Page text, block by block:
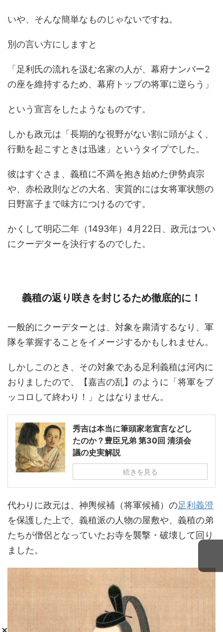
いや、そんな簡単なものじゃないですね。
別の言い方にしますと
「足利氏の流れを汲む名家の人が、幕府ナンバー2
の座を維持するため、幕府トップの将軍に逆らう」
という宣言をしたようなものです。
しかも政元は「長期的な視野がない割に頭がよく、
行動を起こすときは迅速」というタイプでした。
彼はすぐさま、義稙に不満を抱き始めた伊勢貞宗
や、赤松政則などの大名、実質的には女将軍状態の
日野富子まで味方につけるのです。
かくして明応二年（1493年）4月22日、政元はつい
にクーデターを決行するのでした。
義稙の返り咲きを封じるため徹底的に！
一般的にクーデターとは、対象を粛清するなり、軍
隊を掌握することをイメージするかもしれません。
しかしこのとき、その対象である足利義稙は河内に
おりましたので、【嘉吉の乱】のように「将軍をブ
ッコロして終わり！」とはなりません。
秀吉は本当に筆頭家老宣言などし
たのか？豊臣兄弟 第30回 清須会
議の史実解説
続きを見る
代わりに政元は、神輿候補（将軍候補）の足利義澄
を保護した上で、義稙派の人物の屋敷や、義稙の弟
たちが僧侶となっていたお寺を襲撃・破壊して回り
ました。